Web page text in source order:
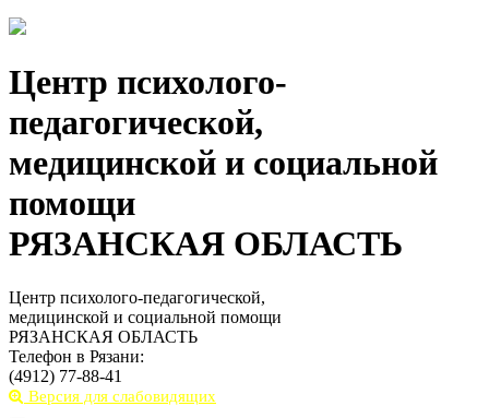
Центр психолого-
педагогической,
медицинской и социальной
помощи
РЯЗАНСКАЯ ОБЛАСТЬ
Центр психолого-педагогической,
медицинской и социальной помощи
РЯЗАНСКАЯ ОБЛАСТЬ
Телефон в Рязани:
(4912) 77-88-41
Версия для слабовидящих